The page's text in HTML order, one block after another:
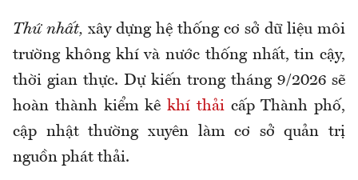
Thứ nhất, xây dựng hệ thống cơ sở dữ liệu môi
trường không khí và nước thống nhất, tin cậy,
thời gian thực. Dự kiến trong tháng 9/2026 sẽ
hoàn thành kiểm kê khí thảicấp Thành phố,
cập nhật thường xuyên làm cơ sở quản trị
nguồn phát thải.